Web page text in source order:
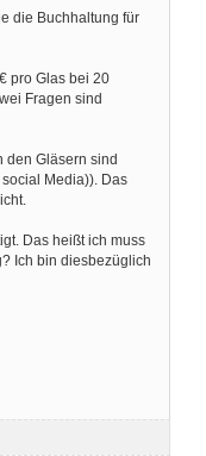
die Buchhaltung für
pro Glas bei 20
Fragen sind
den Gläsern sind
Media)). Das
Das heißt ich muss
Ich bin diesbezüglich